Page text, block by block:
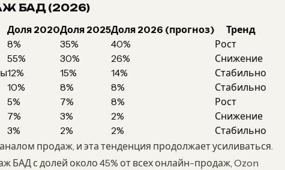
БАД (2026)
Доля 2020Доля 2025Доля 2026 (прогноз)
Тренд
8% 35% 40%
Рост
55% 30% 26%
Снижение
12% 15% 14%
Стабильно
10% 8% 8%
Стабильно
5% 7% 8%
Рост
7% 3% 2%
Снижение
3% 2% 2%
Стабильно
продаж, и эта тенденция продолжает усиливаться.
БАД с долей около 45% от всех онлайн-продаж, Ozon